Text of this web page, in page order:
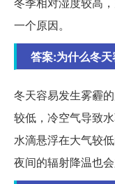
一个原因。
答案:为什么冬
冬天容易发生雾霾
较低，冷空气导致
水滴悬浮在大气较
夜间的辐射降温也会